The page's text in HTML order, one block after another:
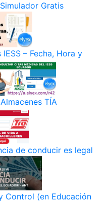
Gratis
– Fecha, Hora y
TÍA
de conducir es legal
Control (en Educación